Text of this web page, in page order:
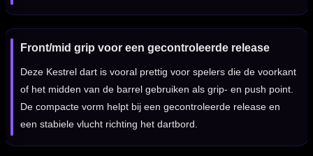
Front/mid grip voor een gecontroleerde release
Deze Kestrel dart is vooral prettig voor spelers die de voorkant
of het midden van de barrel gebruiken als grip- en push point.
De compacte vorm helpt bij een gecontroleerde release en
een stabiele vlucht richting het dartbord.